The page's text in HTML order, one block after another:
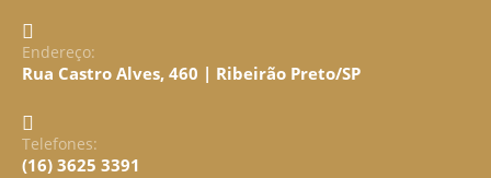
Endereço:
Rua Castro Alves, 460 | Ribeirão Preto/SP
Telefones:
(16) 3625 3391